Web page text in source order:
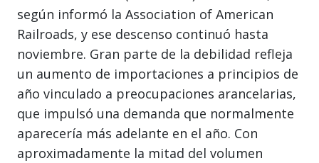
según informó la Association of American
Railroads, y ese descenso continuó hasta
noviembre. Gran parte de la debilidad refleja
un aumento de importaciones a principios de
año vinculado a preocupaciones arancelarias,
que impulsó una demanda que normalmente
aparecería más adelante en el año. Con
aproximadamente la mitad del volumen